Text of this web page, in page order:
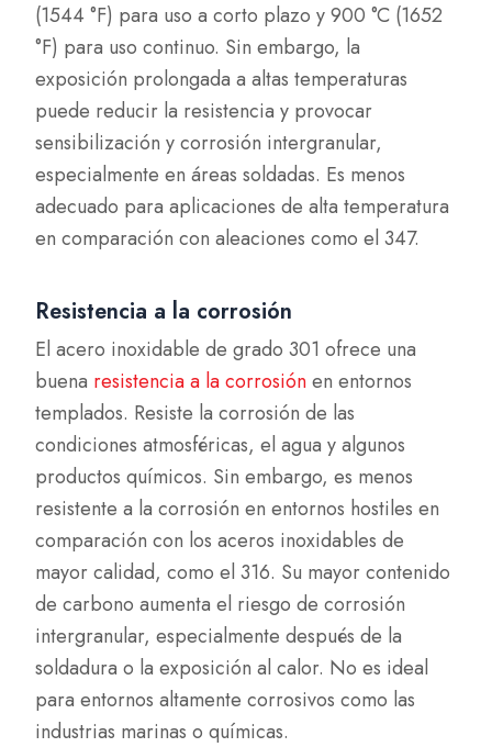
(1544 °F) para uso a corto plazo y 900 °C (1652
°F) para uso continuo. Sin embargo, la
exposición prolongada a altas temperaturas
puede reducir la resistencia y provocar
sensibilización y corrosión intergranular,
especialmente en áreas soldadas. Es menos
adecuado para aplicaciones de alta temperatura
en comparación con aleaciones como el 347.
Resistencia a la corrosión
El acero inoxidable de grado 301 ofrece una
buena resistencia a la corrosiónen entornos
templados. Resiste la corrosión de las
condiciones atmosféricas, el agua y algunos
productos químicos. Sin embargo, es menos
resistente a la corrosión en entornos hostiles en
comparación con los aceros inoxidables de
mayor calidad, como el 316. Su mayor contenido
de carbono aumenta el riesgo de corrosión
intergranular, especialmente después de la
soldadura o la exposición al calor. No es ideal
para entornos altamente corrosivos como las
industrias marinas o químicas.